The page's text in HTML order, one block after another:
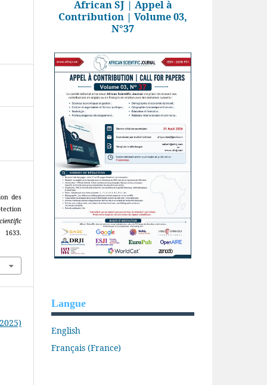
des
African SJ | Appel à
Contribution | Volume 03,
N°37
Langue
English
Français (France)